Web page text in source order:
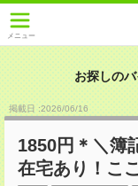
メニュー
お探しの
掲載日 :2026/06/16
1850円＊＼簿
在宅あり！こ